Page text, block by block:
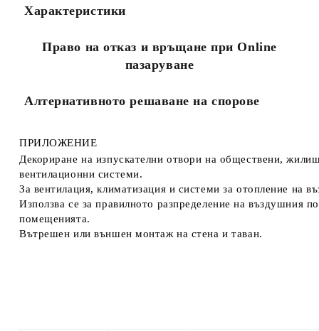
Ние ще се свържем с вас в рамките на работния ден.
Характеристики
Право на отказ и връщане при Online
пазаруване
Алтернативното решаване на спорове
ПРИЛОЖЕНИЕ
Декориране на изпускателни отвори на обществени,
вентилационни системи.
За вентилация, климатизация и системи за отопление на
Използва се за правилното разпределение на въздушния
помещенията.
Вътрешен или външен монтаж на стена и таван.